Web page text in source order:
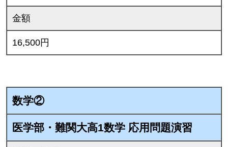
金額
16,500円
数学②
医学部・難関大高1数学 応用問題演習